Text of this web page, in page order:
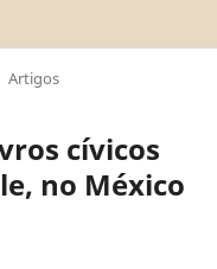
Artigos
cívicos
no México